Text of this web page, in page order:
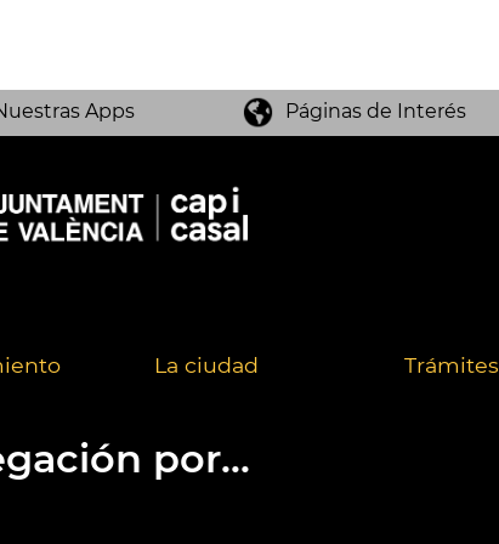
Apps Páginas de Interés
La ciudad Trámites
por...